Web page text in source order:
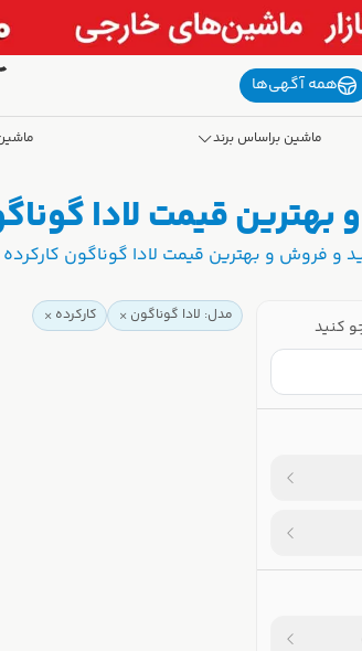
همه آگهی‌ها
ماشین براساس برند
قیمت لادا
و فروش و بهترین قیمت لادا گوناگون کارکرده
کنید
مدل: لادا گوناگون کارکرده